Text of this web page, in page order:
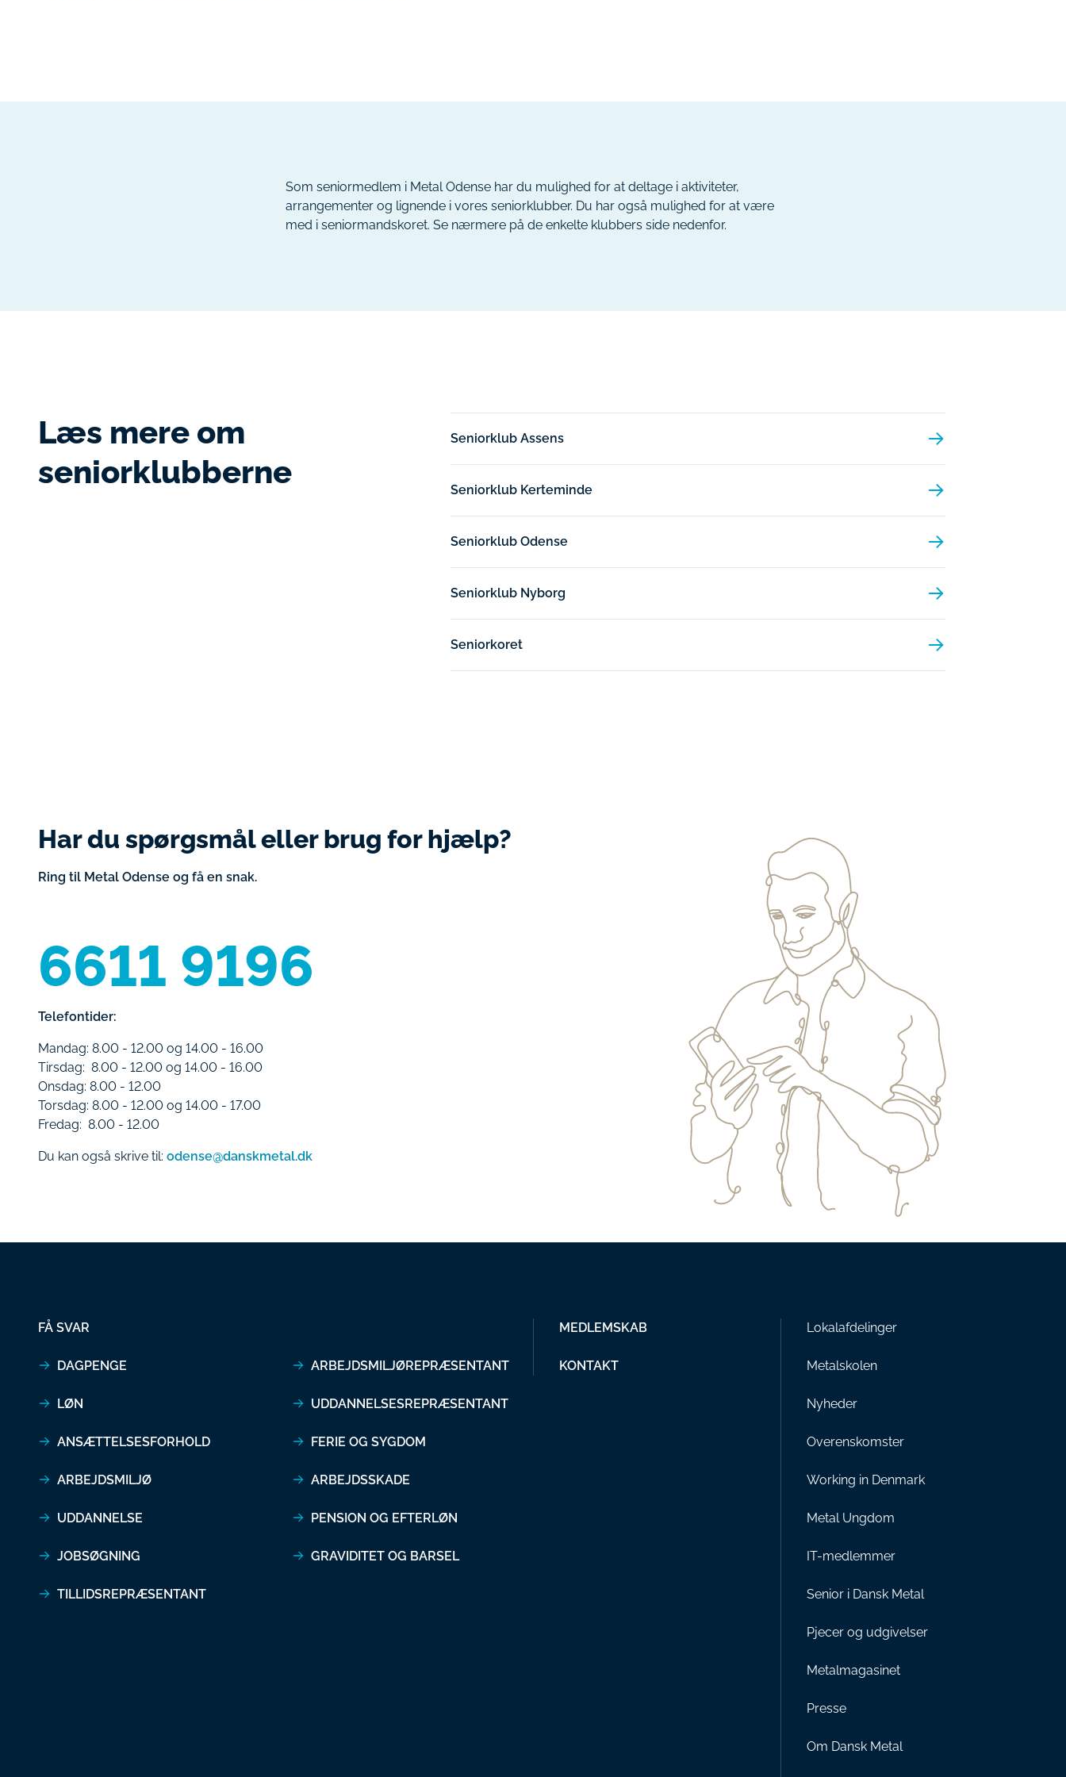
Som seniormedlem i Metal Odense har du mulighed for at deltage i aktiviteter,
arrangementer og lignende i vores seniorklubber. Du har også mulighed for at være
med i seniormandskoret. Se nærmere på de enkelte klubbers side nedenfor.
Læs mere om
seniorklubberne
Seniorklub Assens
Seniorklub Kerteminde
Seniorklub Odense
Seniorklub Nyborg
Seniorkoret
Har du spørgsmål eller brug for hjælp?
Ring til Metal Odense og få en snak.
6611 9196
Telefontider:
Mandag: 8.00 - 12.00 og 14.00 - 16.00
Tirsdag: 8.00 - 12.00 og 14.00 - 16.00
Onsdag: 8.00 - 12.00
Torsdag: 8.00 - 12.00 og 14.00 - 17.00
Fredag: 8.00 - 12.00
Du kan også skrive til: odense@danskmetal.dk
FÅ SVAR
DAGPENGE
LØN
ANSÆTTELSESFORHOLD
ARBEJDSMILJØ
UDDANNELSE
JOBSØGNING
TILLIDSREPRÆSENTANT
ARBEJDSMILJØREPRÆSENTANT
UDDANNELSESREPRÆSENTANT
FERIE OG SYGDOM
ARBEJDSSKADE
PENSION OG EFTERLØN
GRAVIDITET OG BARSEL
MEDLEMSKAB
KONTAKT
Lokalafdelinger
Metalskolen
Nyheder
Overenskomster
Working in Denmark
Metal Ungdom
IT-medlemmer
Senior i Dansk Metal
Pjecer og udgivelser
Metalmagasinet
Presse
Om Dansk Metal